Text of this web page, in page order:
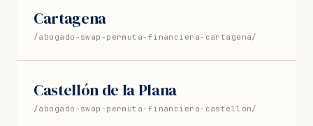
Cartagena
/abogado-swap-permuta-financiera-cartagena/
Castellón de la Plana
/abogado-swap-permuta-financiera-castellon/